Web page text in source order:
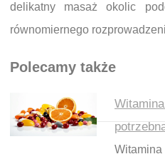
delikatny masaż okolic
równomiernego
Polecamy także
Nawigacja wpisu